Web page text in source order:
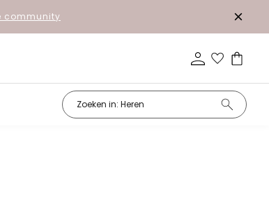
community